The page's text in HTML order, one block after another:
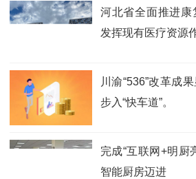
河北省全面推进康
发挥现有医疗资源
川渝“536”改革成
步入“快车道”。
完成“互联网+明厨
智能厨房迈进